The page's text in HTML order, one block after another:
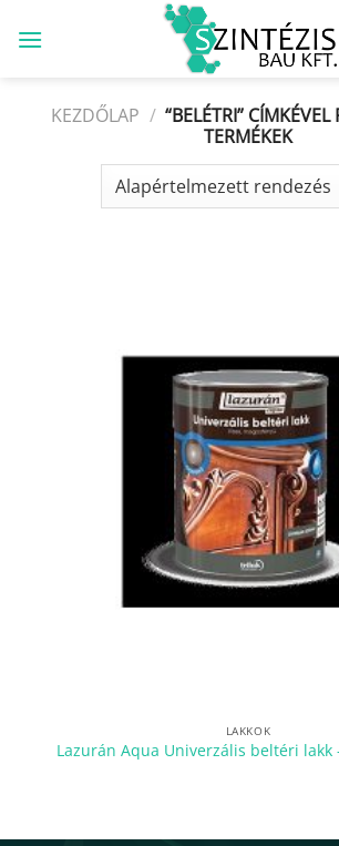
KEZDŐLAP / “BELÉTRI”
TERMÉKEK
LAKKOK
Lazurán Aqua Univerzális beltéri lakk